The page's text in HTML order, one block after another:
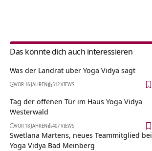
Das könnte dich auch interessieren
Was der Landrat über Yoga Vidya sagt
VOR 16 JAHREN 512 VIEWS
Tag der offenen Tür im Haus Yoga Vidya
Westerwald
VOR 18 JAHREN 407 VIEWS
Swetlana Martens, neues Teammitglied bei
Yoga Vidya Bad Meinberg